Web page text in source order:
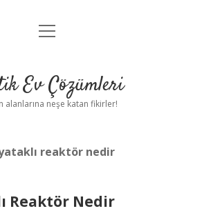
Anasayfa
Yasal Uyarı
menüyü
Ev Çözümleri
alanlarına neşe katan fikirler!
reaktör nedir
Reaktör Nedir